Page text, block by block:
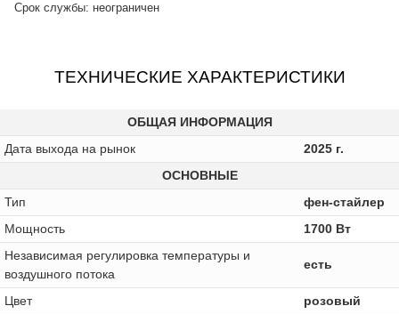
Срок службы: неограничен
ТЕХНИЧЕСКИЕ ХАРАКТЕРИСТИКИ
ОБЩАЯ ИНФОРМАЦИЯ
Дата выхода на рынок
2025 г.
ОСНОВНЫЕ
Тип
фен-стайлер
Мощность
1700 Вт
Независимая регулировка температуры и
воздушного потока
есть
Цвет
розовый